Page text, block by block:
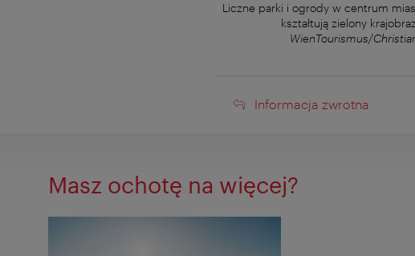
Liczne parki i ogrody w centrum
kształtują zielony
WienTourismus/
Informacja
Informacja zwrotna
Masz ochotę na więcej?